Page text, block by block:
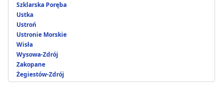
Szklarska Poręba
Ustka
Ustroń
Ustronie Morskie
Wisła
Wysowa-Zdrój
Zakopane
Żegiestów-Zdrój